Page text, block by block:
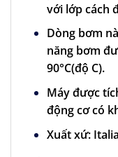
với lớp cách
Dòng bơm
năng bơm
90°C(độ C).
Máy được
động cơ có
Xuất xứ: Italia